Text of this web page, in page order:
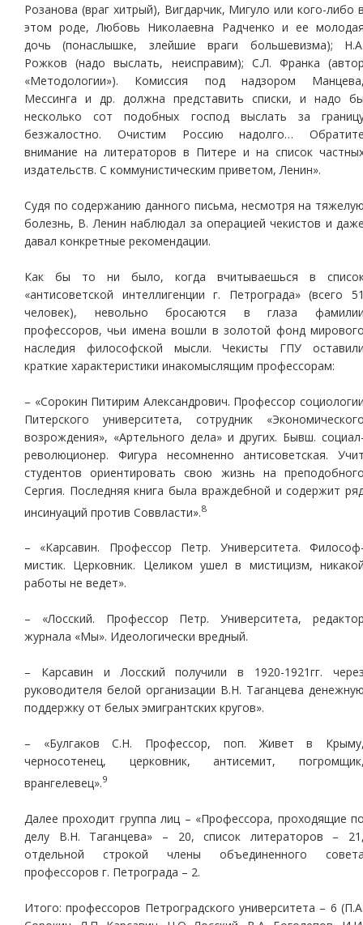
Розанова (враг хитрый), Вигдарчик, Мигуло или кого-либо
этом роде, Любовь Николаевна Радченко и ее
дочь (понаслышке, злейшие враги большевизма);
Рожков (надо выслать, неисправим); С.Л. Франка
«Методологии»). Комиссия под надзором
Мессинга и др. должна представить списки, и надо
несколько сот подобных господ выслать за
безжалостно. Очистим Россию надолго…
внимание на литераторов в Питере и на список
издательств. С коммунистическим приветом, Ленин».
Судя по содержанию данного письма, несмотря на
болезнь, В. Ленин наблюдал за операцией чекистов и
давал конкретные рекомендации.
Как бы то ни было, когда вчитываешься в
«антисоветской интеллигенции г. Петрограда» (всего
человек), невольно бросаются в глаза
профессоров, чьи имена вошли в золотой фонд
наследия философской мысли. Чекисты ГПУ
краткие характеристики инакомыслящим профессорам:
– «Сорокин Питирим Александрович. Профессор
Питерского университета, сотрудник
возрождения», «Артельного дела» и других. Бывш.
революционер. Фигура несомненно антисоветская.
студентов ориентировать свою жизнь на
Сергия. Последняя книга была враждебной и содержит
инсинуаций против Соввласти».8
– «Карсавин. Профессор Петр. Университета.
мистик. Церковник. Целиком ушел в мистицизм,
работы не ведет».
– «Лосский. Профессор Петр. Университета,
журнала «Мы». Идеологически вредный.
– Карсавин и Лосский получили в 1920-1921гг.
руководителя белой организации В.Н. Таганцева
поддержку от белых эмигрантских кругов».
– «Булгаков С.Н. Профессор, поп. Живет в
черносотенец, церковник, антисемит,
врангелевец».9
Далее проходит группа лиц – «Профессора, проходящие
делу В.Н. Таганцева» – 20, список литераторов –
отдельной строкой члены объединенного
профессоров г. Петрограда – 2.
Итого: профессоров Петроградского университета – 6